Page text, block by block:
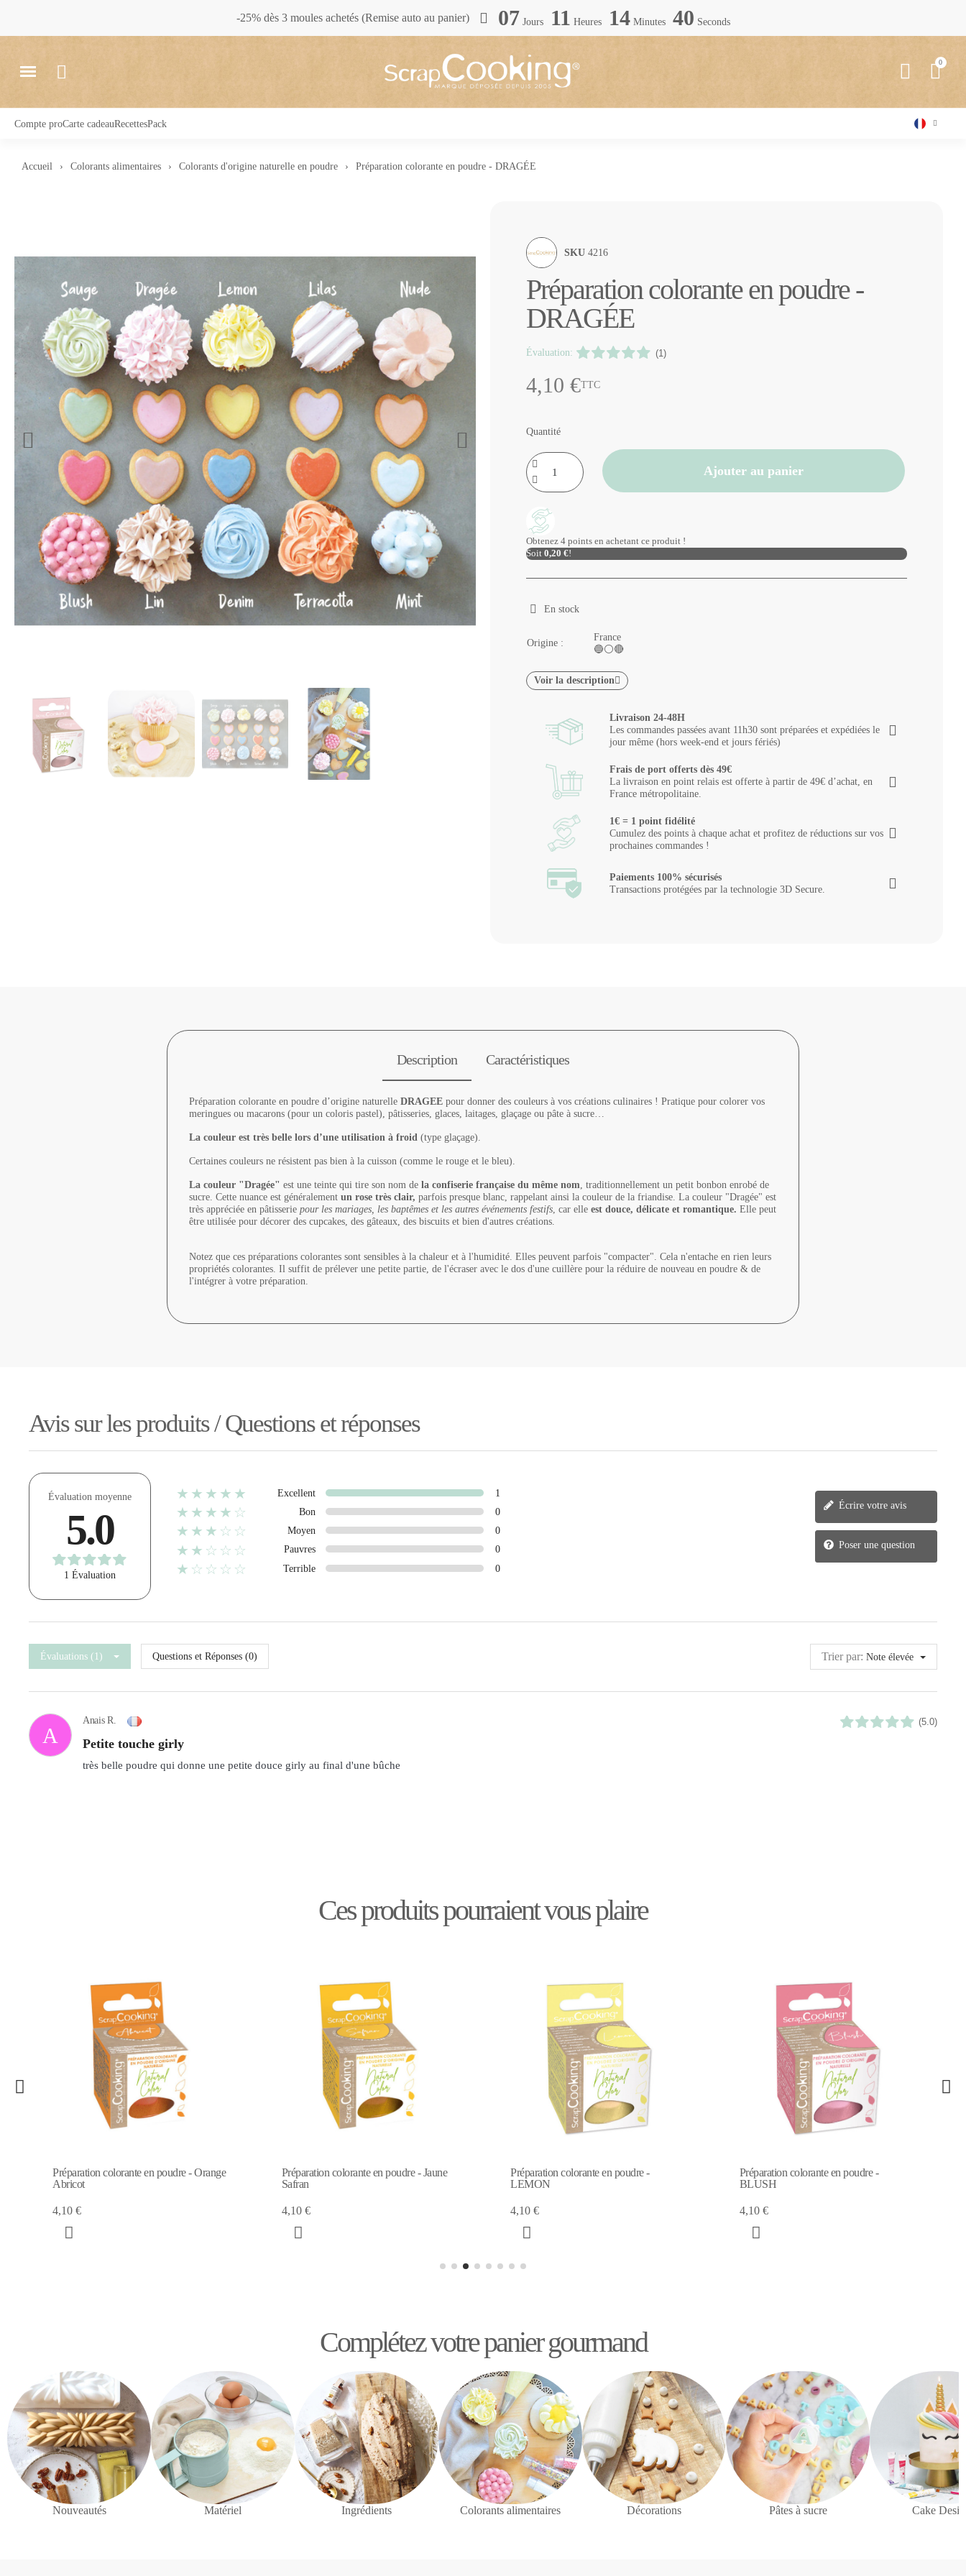
-25% dès 3 moules achetés (Remise auto au panier) 07 Jours 11 Heures 14 Minutes 38 Seconds
Compte proCarte cadeauRecettesPack
Accueil Colorants alimentaires Colorants d'origine naturelle en poudre Préparation colorante en poudre - DRAGÉE
SKU 4216
Préparation colorante en poudre -
DRAGÉE
Évaluation: (1)
4,10 €TTC
Quantité
Ajouter au panier
Obtenez 4 points en achetant ce produit !
Soit 0,20 €!
En stock
Origine :
France
🔵⚪🔴
Voir la description
Livraison 24-48H
Les commandes passées avant 11h30 sont préparées et expédiées le
jour même (hors week-end et jours fériés)
Frais de port offerts dès 49€
La livraison en point relais est offerte à partir de 49€ d’achat, en
France métropolitaine.
1€ = 1 point fidélité
Cumulez des points à chaque achat et profitez de réductions sur vos
prochaines commandes !
Paiements 100% sécurisés
Transactions protégées par la technologie 3D Secure.
Description Caractéristiques
Préparation colorante en poudre d’origine naturelle DRAGEE pour donner des couleurs à vos créations culinaires ! Pratique pour colorer vos
meringues ou macarons (pour un coloris pastel), pâtisseries, glaces, laitages, glaçage ou pâte à sucre…
La couleur est très belle lors d’une utilisation à froid (type glaçage).
Certaines couleurs ne résistent pas bien à la cuisson (comme le rouge et le bleu).
La couleur "Dragée" est une teinte qui tire son nom de la confiserie française du même nom , traditionnellement un petit bonbon enrobé de
sucre. Cette nuance est généralement un rose très clair, parfois presque blanc, rappelant ainsi la couleur de la friandise. La couleur "Dragée" est
très appréciée en pâtisserie pour les mariages, les baptêmes et les autres événements festifs , car elle est douce, délicate et romantique. Elle peut
être utilisée pour décorer des cupcakes, des gâteaux, des biscuits et bien d'autres créations.
Notez que ces préparations colorantes sont sensibles à la chaleur et à l'humidité. Elles peuvent parfois "compacter". Cela n'entache en rien leurs
propriétés colorantes. Il suffit de prélever une petite partie, de l'écraser avec le dos d'une cuillère pour la réduire de nouveau en poudre & de
l'intégrer à votre préparation.
Avis sur les produits / Questions et réponses
Évaluation moyenne
5.0
1 Évaluation
★★★★★ Excellent 1
★★★★☆ Bon 0
★★★☆☆ Moyen 0
★★☆☆☆ Pauvres 0
★☆☆☆☆ Terrible 0
Écrire votre avis
Poser une question
Évaluations (1) Questions et Réponses (0) Trier par: Note élevée
A
Anais R. (5.0)
petite touche girly
très belle poudre qui donne une petite douce girly au final d'une bûche
Ces produits pourraient vous plaire
Préparation colorante en poudre - Orange
Abricot
4,10 €
Préparation colorante en poudre - Jaune
Safran
4,10 €
Préparation colorante en poudre -
LEMON
4,10 €
Préparation colorante en poudre -
BLUSH
4,10 €
Complétez votre panier gourmand
Nouveautés Matériel Ingrédients Colorants alimentaires Décorations Pâtes à sucre Cake